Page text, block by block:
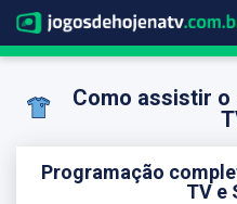
Como assistir
Programação
TV e